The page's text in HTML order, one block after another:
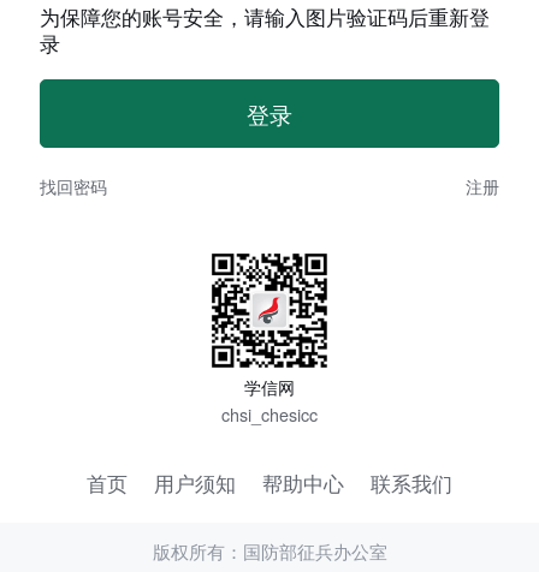
为保障您的账号安全，请输入图片验证码后重新登
录
找回密码 注册
学信网
chsi_chesicc
首页 用户须知 帮助中心 联系我们
版权所有：国防部征兵办公室